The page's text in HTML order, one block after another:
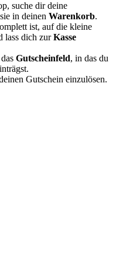
suche dir deine
in deinen Warenkorb.
ist, auf die kleine
lass dich zurKasse
Gutscheinfeld, in das du
Gutschein einzulösen.